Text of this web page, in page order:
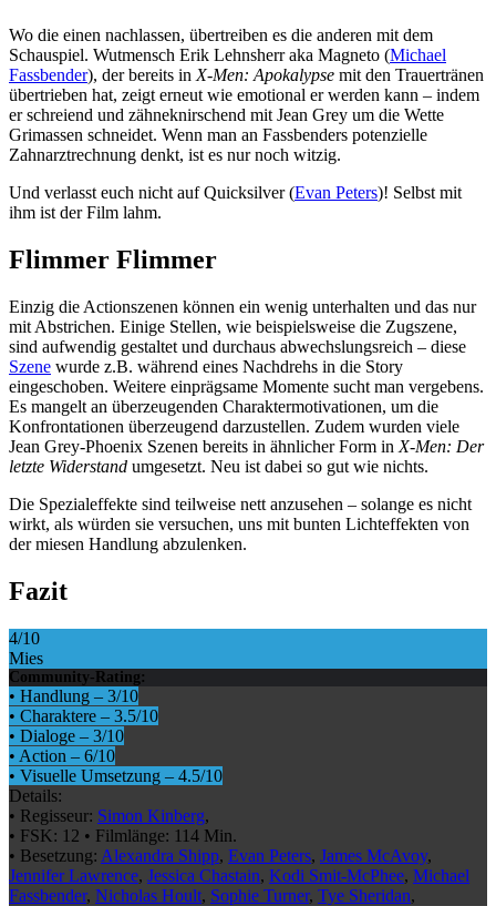
Wo die einen nachlassen, übertreiben es die anderen mit dem
Schauspiel. Wutmensch Erik Lehnsherr aka Magneto (Michael
Fassbender), der bereits in X-Men: Apokalypse mit den Trauertränen
übertrieben hat, zeigt erneut wie emotional er werden kann – indem
er schreiend und zähneknirschend mit Jean Grey um die Wette
Grimassen schneidet. Wenn man an Fassbenders potenzielle
Zahnarztrechnung denkt, ist es nur noch witzig.
Und verlasst euch nicht auf Quicksilver (Evan Peters)! Selbst mit
ihm ist der Film lahm.
Flimmer Flimmer
Einzig die Actionszenen können ein wenig unterhalten und das nur
mit Abstrichen. Einige Stellen, wie beispielsweise die Zugszene,
sind aufwendig gestaltet und durchaus abwechslungsreich – diese
Szene wurde z.B. während eines Nachdrehs in die Story
eingeschoben. Weitere einprägsame Momente sucht man vergebens.
Es mangelt an überzeugenden Charaktermotivationen, um die
Konfrontationen überzeugend darzustellen. Zudem wurden viele
Jean Grey-Phoenix Szenen bereits in ähnlicher Form in X-Men: Der
letzte Widerstand umgesetzt. Neu ist dabei so gut wie nichts.
Die Spezialeffekte sind teilweise nett anzusehen – solange es nicht
wirkt, als würden sie versuchen, uns mit bunten Lichteffekten von
der miesen Handlung abzulenken.
Fazit
4/10
Mies
Community-Rating:
• Handlung – 3/10
• Charaktere – 3.5/10
• Dialoge – 3/10
• Action – 6/10
• Visuelle Umsetzung – 4.5/10
Details:
• Regisseur: Simon Kinberg,
• FSK: 12 • Filmlänge: 114 Min.
• Besetzung: Alexandra Shipp, Evan Peters, James McAvoy,
Jennifer Lawrence, Jessica Chastain, Kodi Smit-McPhee, Michael
Fassbender, Nicholas Hoult, Sophie Turner, Tye Sheridan,